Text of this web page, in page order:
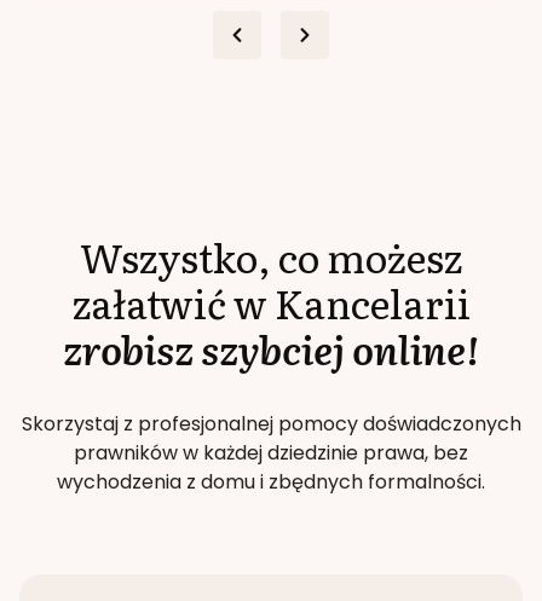
Wszystko, co możesz
załatwić w Kancelarii
zrobisz szybciej online!
Skorzystaj z profesjonalnej pomocy doświadczonych
prawników w każdej dziedzinie prawa, bez
wychodzenia z domu i zbędnych formalności.